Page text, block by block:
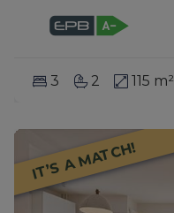
3 2 115 m²
IT’S A MATCH!